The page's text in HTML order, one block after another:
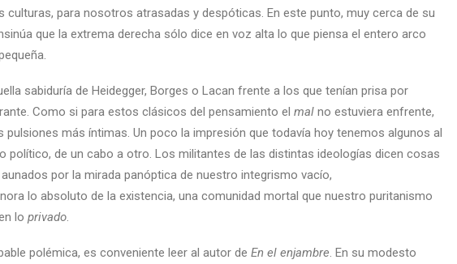
culturas, para nosotros atrasadas y despóticas. En este punto, muy cerca de su
que la extrema derecha sólo dice en voz alta lo que piensa el entero arco
sabiduría de Heidegger, Borges o Lacan frente a los que tenían prisa por
Como si para estos clásicos del pensamiento el mal no estuviera enfrente,
pulsiones más íntimas. Un poco la impresión que todavía hoy tenemos algunos al
político, de un cabo a otro. Los militantes de las distintas ideologías dicen cosas
por la mirada panóptica de nuestro integrismo vacío,
lo absoluto de la existencia, una comunidad mortal que nuestro puritanismo
lo privado.
polémica, es conveniente leer al autor de En el enjambre. En su modesto